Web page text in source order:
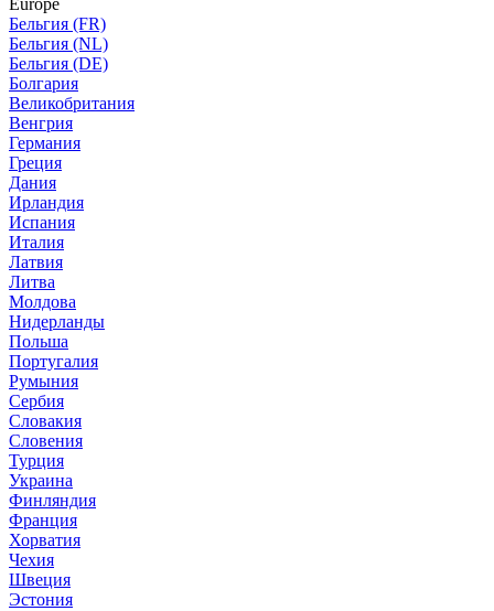
Europe
Бельгия (FR)
Бельгия (NL)
Бельгия (DE)
Болгария
Великобритания
Венгрия
Германия
Греция
Дания
Ирландия
Испания
Италия
Латвия
Литва
Молдова
Нидерланды
Польша
Португалия
Румыния
Сербия
Словакия
Словения
Турция
Украина
Финляндия
Франция
Хорватия
Чехия
Швеция
Эстония